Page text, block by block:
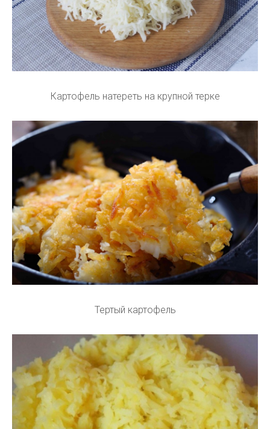
Картофель натереть на крупной терке
Тертый картофель